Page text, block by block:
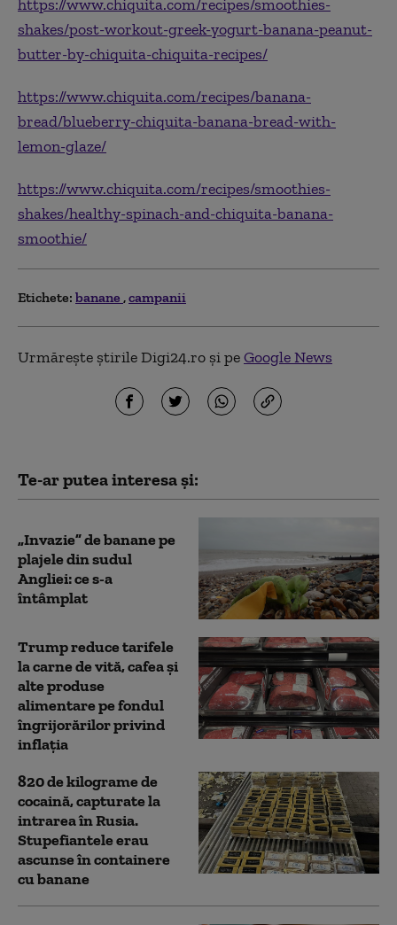
https://www.chiquita.com/recipes/smoothies-
shakes/post-workout-greek-yogurt-banana-peanut-
butter-by-chiquita-chiquita-recipes/
https://www.chiquita.com/recipes/banana-
bread/blueberry-chiquita-banana-bread-with-
lemon-glaze/
https://www.chiquita.com/recipes/smoothies-
shakes/healthy-spinach-and-chiquita-banana-
smoothie/
Etichete: banane campanii
Urmărește știrile Digi24.ro și peGoogle News
Te-ar putea interesa și:
„Invazie” de banane pe
plajele din sudul
Angliei: ce s-a
întâmplat
Trump reduce tarifele
la carne de vită, cafea și
alte produse
alimentare pe fondul
îngrijorărilor privind
inflația
820 de kilograme de
cocaină, capturate la
intrarea în Rusia.
Stupefiantele erau
ascunse în containere
cu banane